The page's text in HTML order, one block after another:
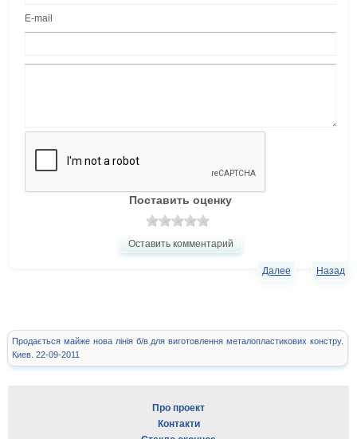
E-mail
Поставить оценку
Оставить комментарий
Назад
Далее
Продається майже нова лінія б/в для виготовлення металопластикових констру.
Киев. 22-09-2011
Про проект
Контакти